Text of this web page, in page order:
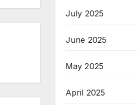
July 2025
June 2025
May 2025
April 2025